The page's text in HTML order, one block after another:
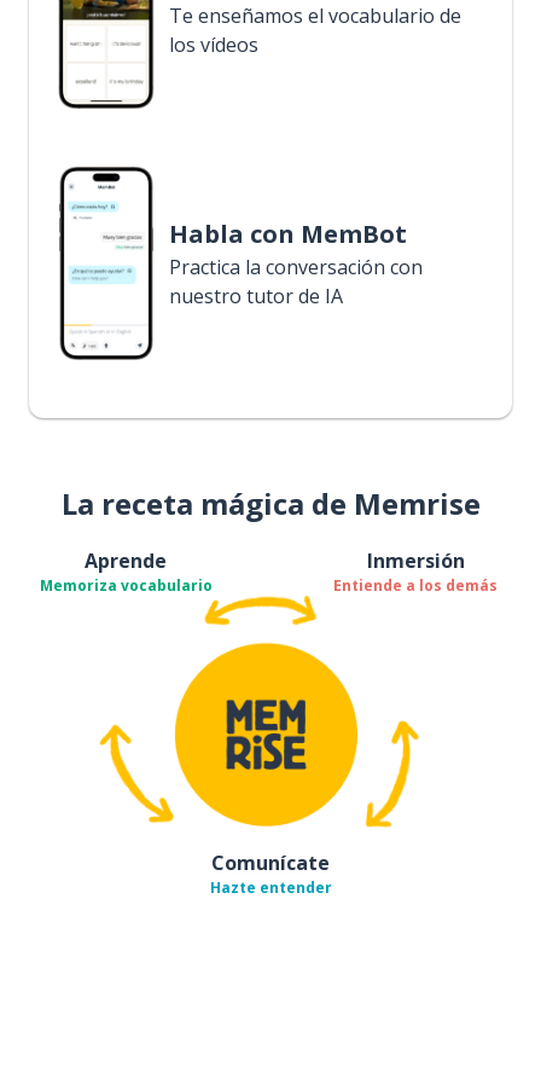
Te enseñamos el vocabulario de
los vídeos
Habla con MemBot
Practica la conversación con
nuestro tutor de IA
La receta mágica de Memrise
Aprende
Memoriza vocabulario
Inmersión
Entiende a los demás
Comunícate
Hazte entender